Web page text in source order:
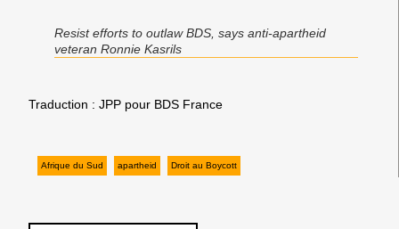
Resist efforts to outlaw BDS, says anti-apartheid
veteran Ronnie Kasrils
Traduction : JPP pour BDS France
Afrique du Sud apartheid Droit au Boycott